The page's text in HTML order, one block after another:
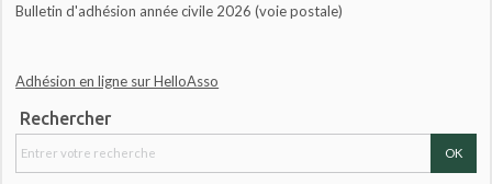
Bulletin d'adhésion année civile 2026 (voie postale)
Adhésion en ligne sur HelloAsso
Rechercher